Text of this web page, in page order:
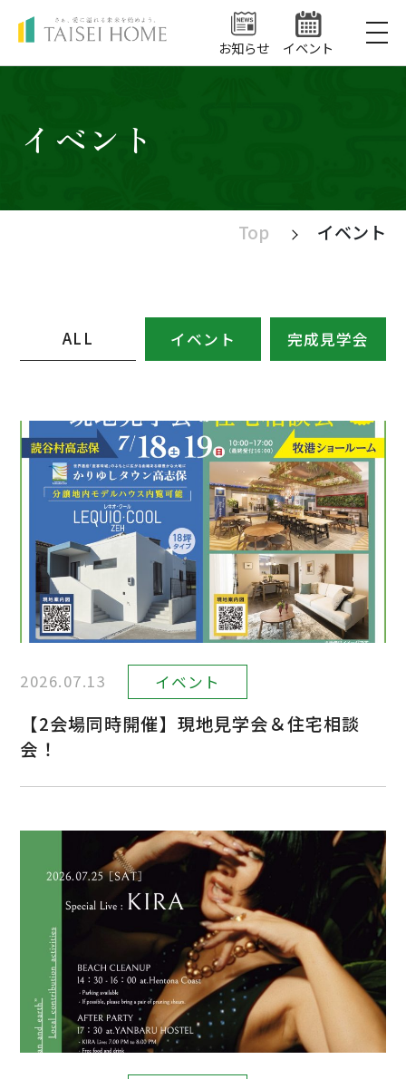
お知らせ イベント
ハイグレードうるま
プレキャストコンクリート住宅
大成キングスアパートシリーズ
大成キングスマンション
スマートハウス
公共工事
ミッドヒルズ沢岻（完売）
お知らせ
イベント
企業情報
採用サイトへ
イベント
Top イベント
ALL イベント 完成見学会
2026.07.13 イベント
【2会場同時開催】現地見学会＆住宅相談
会！